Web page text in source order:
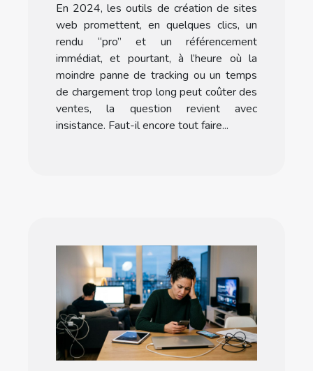
En 2024, les outils de création de sites
web promettent, en quelques clics, un
rendu “pro” et un référencement
immédiat, et pourtant, à l’heure où la
moindre panne de tracking ou un temps
de chargement trop long peut coûter des
ventes, la question revient avec
insistance. Faut-il encore tout faire...